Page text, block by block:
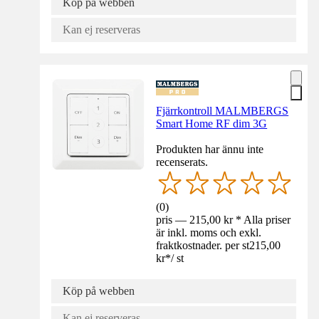
Köp på webben
Kan ej reserveras
Fjärrkontroll MALMBERGS
Smart Home RF dim 3G
Produkten har ännu inte
recenserats.
(0)
pris — 215,00 kr * Alla priser
är inkl. moms och exkl.
fraktkostnader. per st215,00
kr*/ st
Köp på webben